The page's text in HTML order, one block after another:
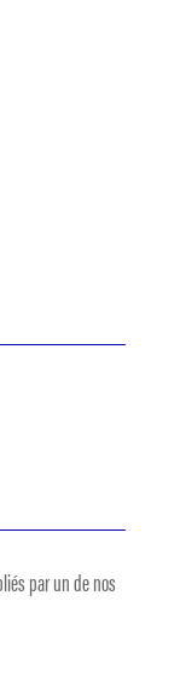
par un de nos